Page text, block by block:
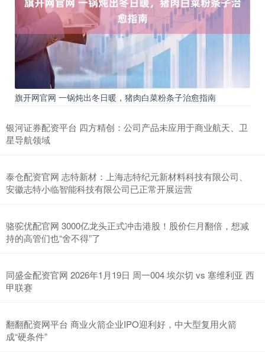
旗开网官网 一锅炖出冬日暖，猪肉白菜粉条子治愈指南
银河证券配资平台 四方精创：公司产品未应用于商业航天、卫
星导航领域
泰仓配资官网 志特新材：上海志特纪元新材料科技有限公司、
安徽志特小临智能科技有限公司已正常开展运营
骆驼优配官网 3000亿龙头正式冲击港股！股价仨月翻倍，想减
持的高管们也“舍不得”了
同盛金配资官网 2026年1月19日 周一004 埃尔切 vs 塞维利亚 西
甲联赛
翻翻配资网平台 商业火箭企业IPO迎利好，中大型复用火箭
成“硬条件”